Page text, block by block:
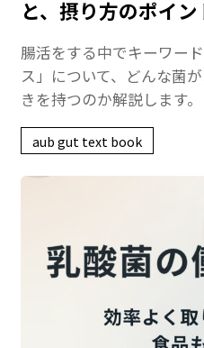
と、摂り方のポイン
腸活をする中でキーワー
ス」について、どんな菌
きを持つのか解説します。
aub gut text book